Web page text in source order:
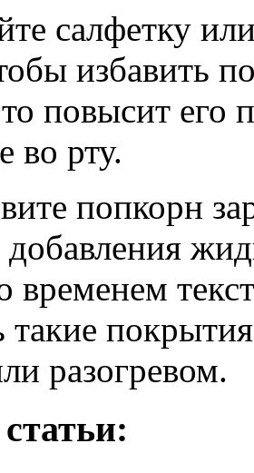
салфетку
избавить
повысит его
во рту.
попкорн
добавления
временем
такие
разогревом.